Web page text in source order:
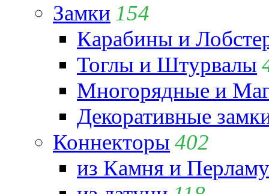
Замки 154
Карабины и
Тоглы и Штурвалы
Многорядные и
Декоративные
Коннекторы 402
из Камня и